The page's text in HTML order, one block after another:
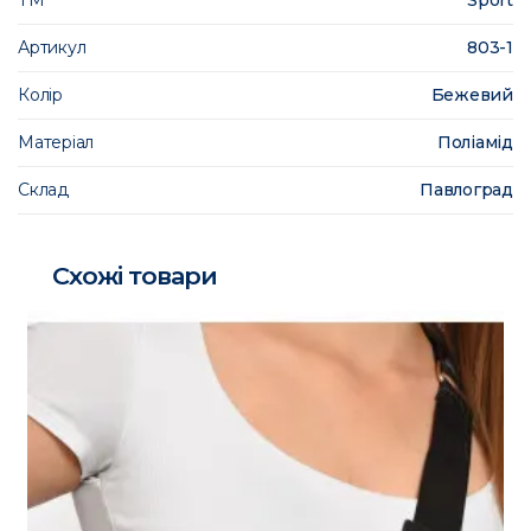
Артикул 803-1
Колір Бежевий
Матеріал Поліамід
Склад Павлоград
Схожі товари